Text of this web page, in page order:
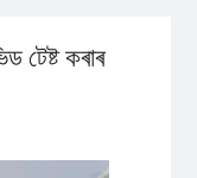
টেষ্ট কৰাৰ